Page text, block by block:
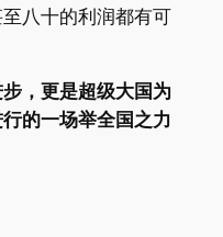
八十的利润都有可
，更是超级大国为
的一场举全国之力